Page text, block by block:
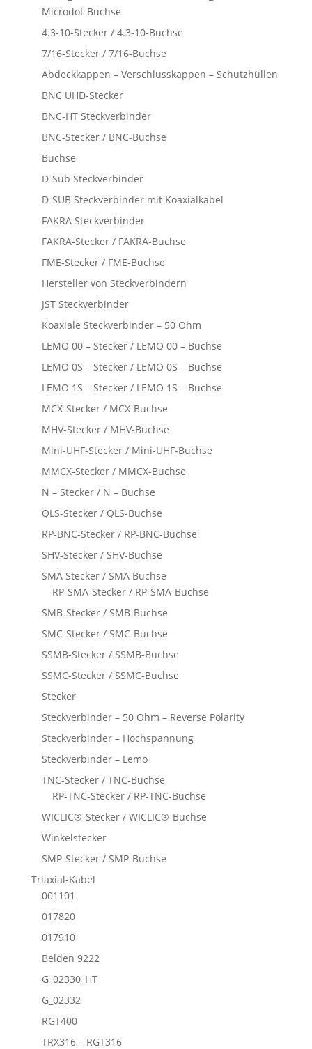
Microdot-Buchse
4.3-10-Stecker / 4.3-10-Buchse
7/16-Stecker / 7/16-Buchse
Abdeckkappen – Verschlusskappen – Schutzhüllen
BNC UHD-Stecker
BNC-HT Steckverbinder
BNC-Stecker / BNC-Buchse
Buchse
D-Sub Steckverbinder
D-SUB Steckverbinder mit Koaxialkabel
FAKRA Steckverbinder
FAKRA-Stecker / FAKRA-Buchse
FME-Stecker / FME-Buchse
Hersteller von Steckverbindern
JST Steckverbinder
Koaxiale Steckverbinder – 50 Ohm
LEMO 00 – Stecker / LEMO 00 – Buchse
LEMO 0S – Stecker / LEMO 0S – Buchse
LEMO 1S – Stecker / LEMO 1S – Buchse
MCX-Stecker / MCX-Buchse
MHV-Stecker / MHV-Buchse
Mini-UHF-Stecker / Mini-UHF-Buchse
MMCX-Stecker / MMCX-Buchse
N – Stecker / N – Buchse
QLS-Stecker / QLS-Buchse
RP-BNC-Stecker / RP-BNC-Buchse
SHV-Stecker / SHV-Buchse
SMA Stecker / SMA Buchse
RP-SMA-Stecker / RP-SMA-Buchse
SMB-Stecker / SMB-Buchse
SMC-Stecker / SMC-Buchse
SSMB-Stecker / SSMB-Buchse
SSMC-Stecker / SSMC-Buchse
Stecker
Steckverbinder – 50 Ohm – Reverse Polarity
Steckverbinder – Hochspannung
Steckverbinder – Lemo
TNC-Stecker / TNC-Buchse
RP-TNC-Stecker / RP-TNC-Buchse
WICLIC®-Stecker / WICLIC®-Buchse
Winkelstecker
SMP-Stecker / SMP-Buchse
Triaxial-Kabel
001101
017820
017910
Belden 9222
G_02330_HT
G_02332
RGT400
TRX316 – RGT316